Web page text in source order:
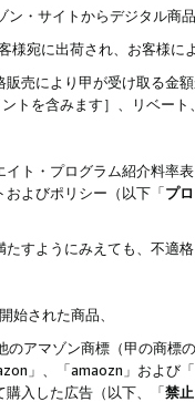
ン・サイトからデジタル
様宛に出荷され、お客様
販売により甲が受け取る金
トを含みます］、リベー
ト・プログラム紹介料率
よびポリシー（以下「プ
すようにみえても、不適
始された商品、
のアマゾン商標（甲の商
」、「amaozn」および
購入した広告（以下、「禁